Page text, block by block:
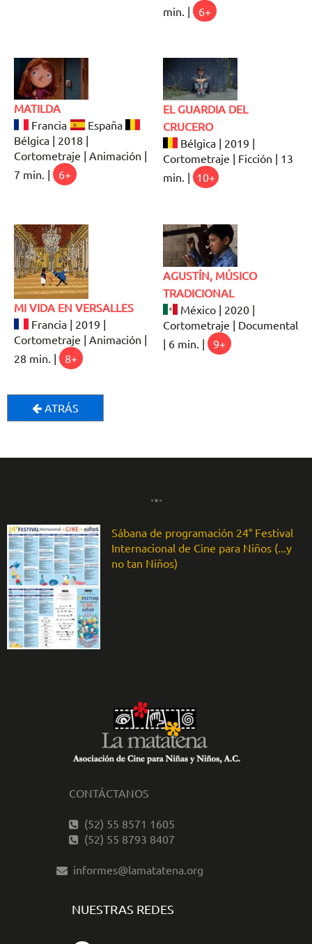
min. |
6+
MATILDA
Francia
España
Bélgica | 2018 |
Cortometraje | Animación |
7 min. |
6+
EL GUARDIA DEL
CRUCERO
Bélgica | 2019 |
Cortometraje | Ficción | 13
min. | 10+
MI VIDA EN VERSALLES
Francia | 2019 |
Cortometraje | Animación |
28 min. |
8+
AGUSTÍN, MÚSICO
TRADICIONAL
México | 2020 |
Cortometraje | Documental
| 6 min. |
9+
ATRÁS
Sábana de programación 24° Festival
Internacional de Cine para Niños (...y
no tan Niños)
CONTÁCTANOS
(52) 55 8571 1605
(52) 55 8793 8407
informes@lamatatena.org
NUESTRAS REDES